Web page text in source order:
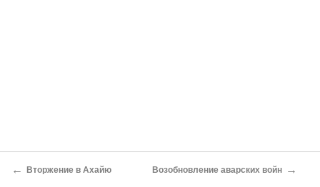
← Вторжение в Ахайю Возобновление аварских войн →